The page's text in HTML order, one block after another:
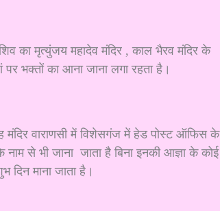
महादेव मंदिर , काल भैरव मंदिर के
पर भक्तों का आना जाना लगा रहता है।
वाराणसी में विशेसगंज में हेड पोस्ट ऑफिस के
से भी जाना जाता है बिना इनकी आज्ञा के कोई
दिन माना जाता है।